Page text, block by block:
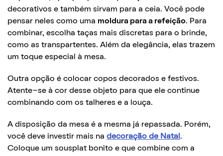
decorativos e também sirvam para a ceia. Você pode
pensar neles como uma moldura para a refeição. Para
combinar, escolha taças mais discretas para o brinde,
como as transpartentes. Além da elegância, elas trazem
um toque especial à mesa.
Outra opção é colocar copos decorados e festivos.
Atente-se à cor desse objeto para que ele continue
combinando com os talheres e a louça.
A disposição da mesa é a mesma já repassada. Porém,
você deve investir mais na decoração de Natal .
Coloque um sousplat bonito e que combine com a